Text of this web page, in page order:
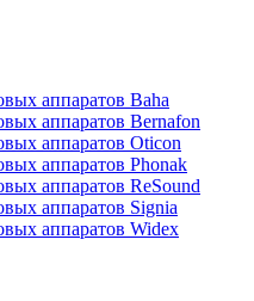
аппаратов Baha
аппаратов Bernafon
аппаратов Oticon
аппаратов Phonak
аппаратов ReSound
аппаратов Signia
аппаратов Widex